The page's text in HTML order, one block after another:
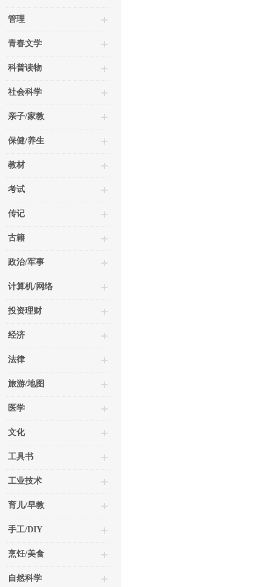
管理
青春文学
科普读物
社会科学
亲子/家教
保健/养生
教材
考试
传记
古籍
政治/军事
计算机/网络
投资理财
经济
法律
旅游/地图
医学
文化
工具书
工业技术
育儿/早教
手工/DIY
烹饪/美食
自然科学